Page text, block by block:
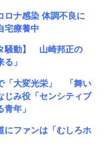
ロナ感染 体調不良に
宅療養中
騒動】 山崎邦正の
」
「大変光栄」 「舞い
じみ役「センシティブ
年」
にファンは「むしろホ